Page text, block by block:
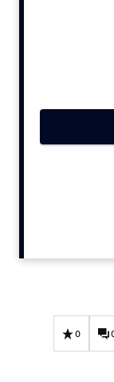
Bureaus
Effectiviteit
0